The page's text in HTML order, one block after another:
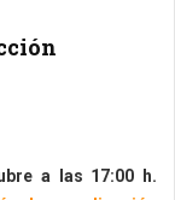
a las 17:00 h.